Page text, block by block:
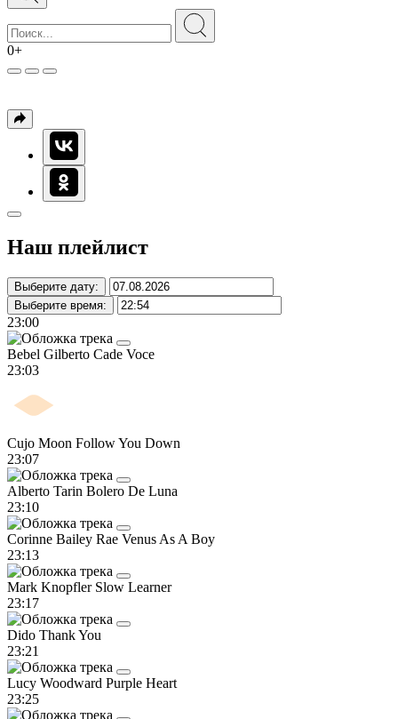
0+
Наш плейлист
Выберите дату:
Выберите время:
23:00
Bebel Gilberto Cade Voce
23:03
Cujo Moon Follow You Down
23:07
Alberto Tarin Bolero De Luna
23:10
Corinne Bailey Rae Venus As A Boy
23:13
Mark Knopfler Slow Learner
23:17
Dido Thank You
23:21
Lucy Woodward Purple Heart
23:25